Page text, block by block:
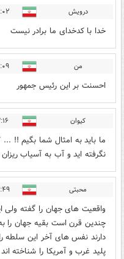
درویش ۱۳:۰۲ -
خدا با کدخدای ما برادر نیست
من ۱۳:۰۹ -
احسنت بر این رئیس جمهور
کیوان ۱۳:۱۶ -
ما باید به امثال شما بگیم !!
نگرفته اید و آب به آسیاب
محبتی ۱۳:۴۹ -
واقعیت های جهان را گفته ولی
چندین قرن است بقیه جهان را
دارند نفس های آخر این سلطه
پلید غرب و آمریکا را شناخته